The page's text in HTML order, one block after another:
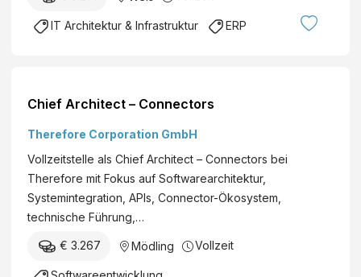
g
n
d
e
r
)
G
&
C
K
G
IT Architektur & Infrastruktur ERP
Chief Architect – Connectors
Therefore Corporation GmbH
Vollzeitstelle als Chief Architect – Connectors bei
Therefore mit Fokus auf Softwarearchitektur,
Systemintegration, APIs, Connector-Ökosystem,
technische Führung,…
€ 3.267 Mödling Vollzeit